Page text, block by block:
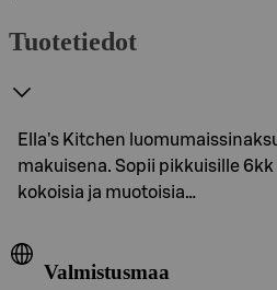
Tuotetiedot
Ella's Kitchen
makuisena. Sopii pikkuisille
kokoisia ja muotoisia…
Valmistusmaa